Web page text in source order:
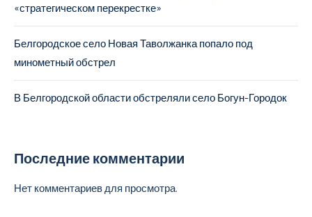
«стратегическом перекрестке»
Белгородское село Новая Таволжанка попало под
минометный обстрел
В Белгородской области обстреляли село Богун-Городок
Последние комментарии
Нет комментариев для просмотра.